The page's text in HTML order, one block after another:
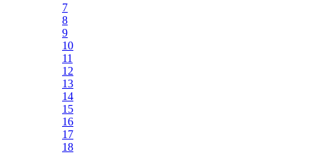
7
8
9
10
11
12
13
14
15
16
17
18